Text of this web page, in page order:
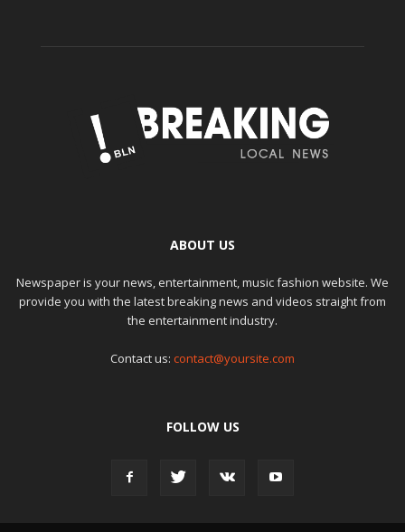
ABOUT US
Newspaper is your news, entertainment, music fashion website. We
provide you with the latest breaking news and videos straight from
the entertainment industry.
Contact us: contact@yoursite.com
FOLLOW US